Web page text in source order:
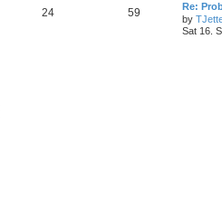
24 59
Re:
by
Sat 16.